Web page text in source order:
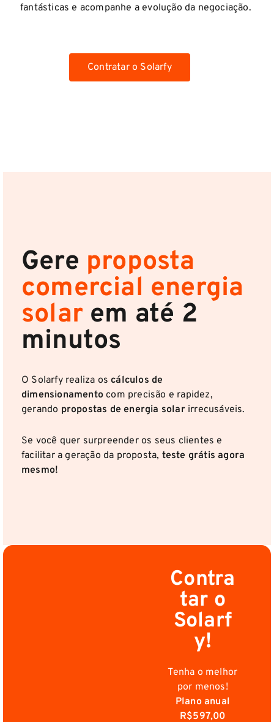
fantásticas e acompanhe a evolução da negociação.
Contratar o Solarfy
Gere proposta
comercial energia
solar em até 2
minutos
O Solarfy realiza oscálculos de
dimensionamento com precisão e rapidez,
gerando propostas de energia solarirrecusáveis.
Se você quer surpreender os seus clientes e
facilitar a geração da proposta, teste grátis agora
mesmo!
Contra
tar o
Solarf
y!
Tenha o melhor
por menos!
Plano anual
R$597,00